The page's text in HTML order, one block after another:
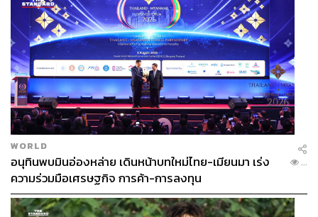
WORLD
อนุทินพบมินอ่องหล่าย เดินหน้าบทใหม่ไทย-เมียนมา เร่ง
ความร่วมมือเศรษฐกิจ การค้า-การลงทุน
...